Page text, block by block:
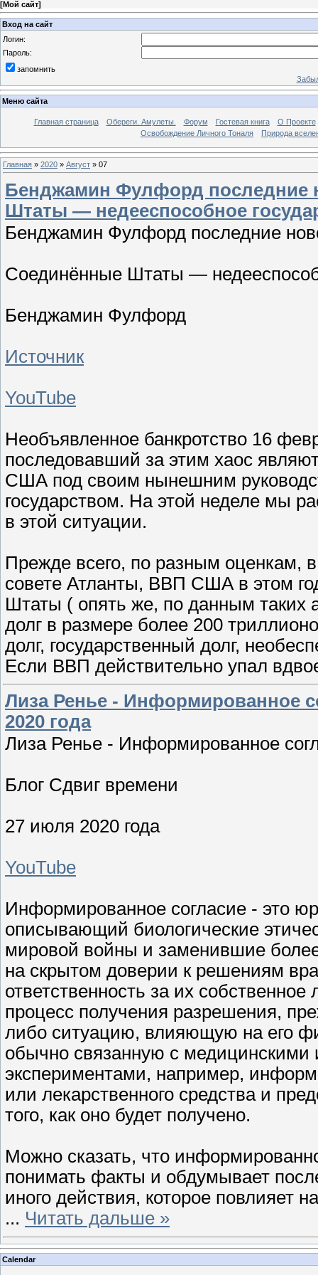
[Мой сайт]
Вход на сайт
Логин:
Пароль:
запомнить
Меню сайта
Главная страница Обереги. Амулеты. Форум Гостевая книга
О Проекте
Освобождение Личного Тоналя
Природа
Главная » 2020 » Август » 07
Бенджамин Фулфорд последние
Штаты — недееспособное
Бенджамин Фулфорд последние
Соединённые Штаты —
Бенджамин Фулфорд
Источник
YouTube
Необъявленное банкротство 16
последовавший за этим хаос
США под своим нынешним
государством. На этой неделе мы
в этой ситуации.
Прежде всего, по разным оценкам,
совете Атланты, ВВП США в этом
Штаты ( опять же, по данным таких
долг в размере более 200
долг, государственный долг,
Если ВВП действительно упал
Лиза Ренье - Информированное
2020 года
Лиза Ренье - Информированное
Блог Сдвиг времени
27 июля 2020 года
YouTube
Информированное согласие - это
описывающий биологические
мировой войны и заменившие
на скрытом доверии к решениям
ответственность за их
процесс получения разрешения,
либо ситуацию, влияющую на его
обычно связанную с
экспериментами, например,
или лекарственного средства и
того, как оно будет получено.
Можно сказать, что
понимать факты и обдумывает
иного действия, которое повлияет
... Читать дальше »
Calendar